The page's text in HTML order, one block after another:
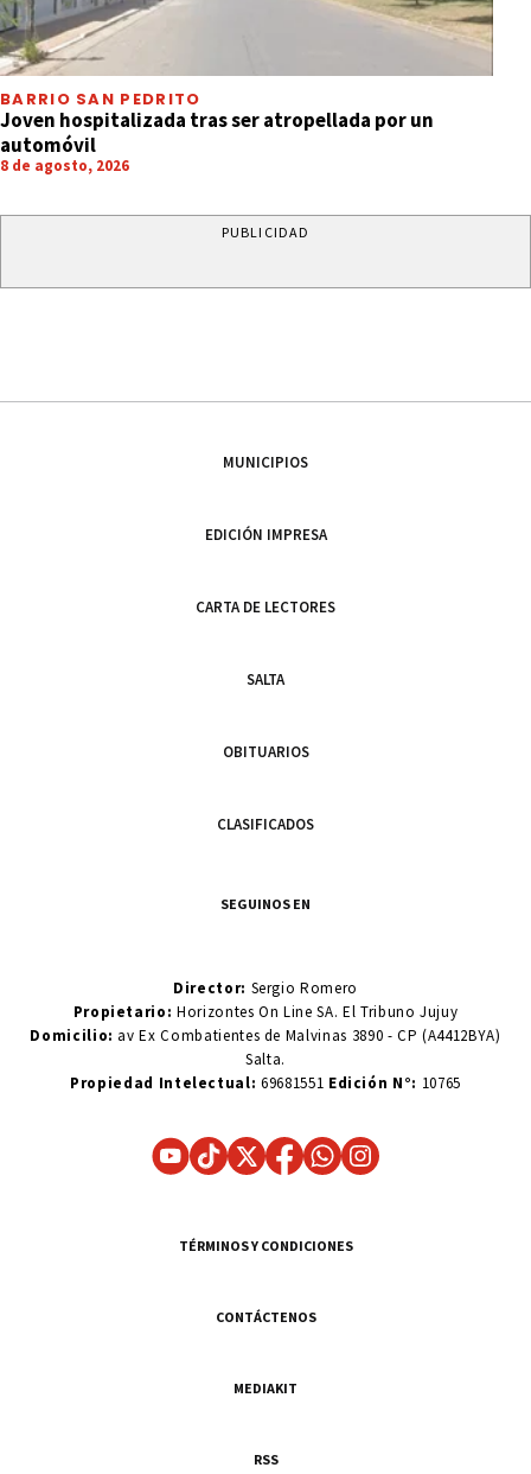
BARRIO SAN PEDRITO
Joven hospitalizada tras ser atropellada por un
automóvil
8 de agosto, 2026
PUBLICIDAD
MUNICIPIOS
EDICIÓN IMPRESA
CARTA DE LECTORES
SALTA
OBITUARIOS
CLASIFICADOS
SEGUINOS EN
Director: Sergio Romero
Propietario:Horizontes On Line SA. El Tribuno Jujuy
Domicilio: av Ex Combatientes de Malvinas 3890 - CP (A4412BYA)
Salta.
Propiedad Intelectual: 69681551 Edición N°: 10765
TÉRMINOS Y CONDICIONES
CONTÁCTENOS
MEDIAKIT
RSS